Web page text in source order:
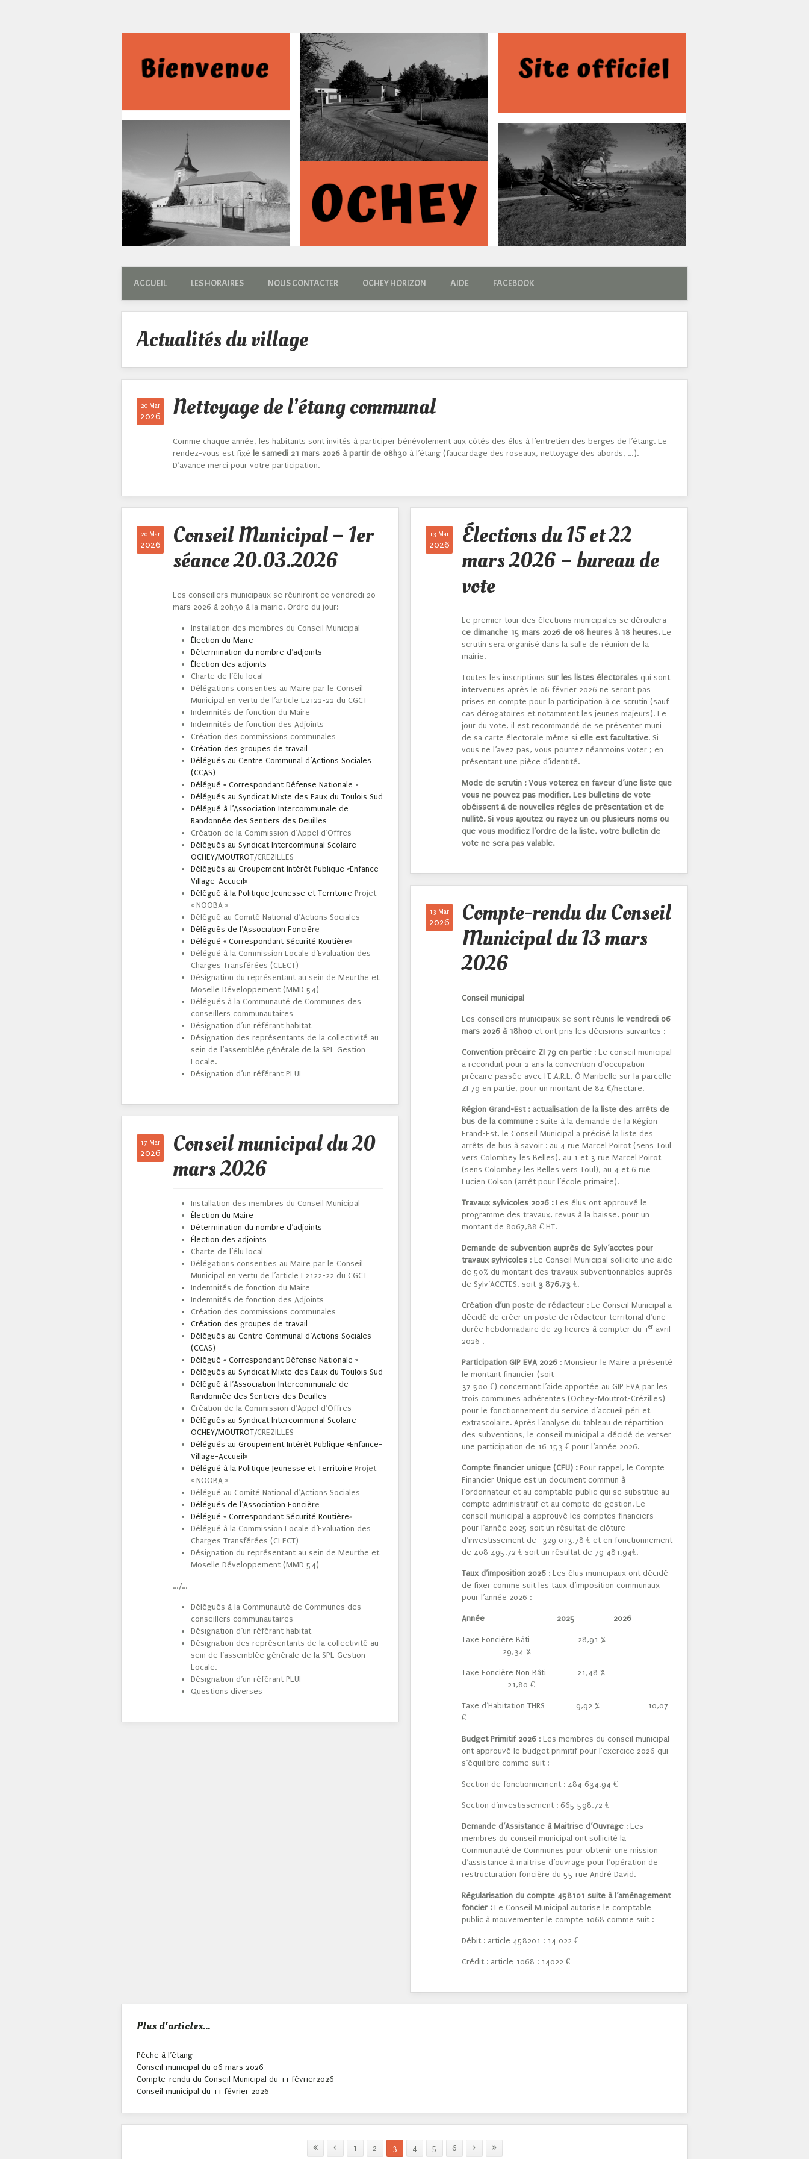
ACCUEIL LES HORAIRES NOUS CONTACTER OCHEY HORIZON AIDE FACEBOOK
Actualités du village
20 Mar
2026 Nettoyage de l’étang communal
Comme chaque année, les habitants sont invités à participer bénévolement aux côtés des élus à l’entretien des berges de l’étang. Le
rendez-vous est fixé le samedi 21 mars 2026 à partir de 08h30 à l’étang (faucardage des roseaux, nettoyage des abords, …).
D’avance merci pour votre participation.
20 Mar
2026
Conseil Municipal – 1er
séance 20.03.2026
Les conseillers municipaux se réuniront ce vendredi 20
mars 2026 à 20h30 à la mairie. Ordre du jour:
Installation des membres du Conseil Municipal
Élection du Maire
Détermination du nombre d’adjoints
Élection des adjoints
Charte de l’élu local
Délégations consenties au Maire par le Conseil
Municipal en vertu de l’article L2122-22 du CGCT
Indemnités de fonction du Maire
Indemnités de fonction des Adjoints
Création des commissions communales
Création des groupes de travail
Délégués au Centre Communal d’Actions Sociales
(CCAS)
Délégué « Correspondant Défense Nationale »
Délégués au Syndicat Mixte des Eaux du Toulois Sud
Délégué à l’Association Intercommunale de
Randonnée des Sentiers des Deuilles
Création de la Commission d’Appel d’Offres
Délégués au Syndicat Intercommunal Scolaire
OCHEY/MOUTROT/CREZILLES
Délégués au Groupement Intérêt Publique «Enfance-
Village-Accueil»
Délégué à la Politique Jeunesse et Territoire Projet
« NOOBA »
Délégué au Comité National d’Actions Sociales
Délégués de l’Association Foncière
Délégué « Correspondant Sécurité Routière»
Délégué à la Commission Locale d’Evaluation des
Charges Transférées (CLECT)
Désignation du représentant au sein de Meurthe et
Moselle Développement (MMD 54)
Délégués à la Communauté de Communes des
conseillers communautaires
Désignation d’un référant habitat
Désignation des représentants de la collectivité au
sein de l’assemblée générale de la SPL Gestion
Locale.
Désignation d’un référant PLUI
17 Mar
2026
Conseil municipal du 20
mars 2026
Installation des membres du Conseil Municipal
Élection du Maire
Détermination du nombre d’adjoints
Élection des adjoints
Charte de l’élu local
Délégations consenties au Maire par le Conseil
Municipal en vertu de l’article L2122-22 du CGCT
Indemnités de fonction du Maire
Indemnités de fonction des Adjoints
Création des commissions communales
Création des groupes de travail
Délégués au Centre Communal d’Actions Sociales
(CCAS)
Délégué « Correspondant Défense Nationale »
Délégués au Syndicat Mixte des Eaux du Toulois Sud
Délégué à l’Association Intercommunale de
Randonnée des Sentiers des Deuilles
Création de la Commission d’Appel d’Offres
Délégués au Syndicat Intercommunal Scolaire
OCHEY/MOUTROT/CREZILLES
Délégués au Groupement Intérêt Publique «Enfance-
Village-Accueil»
Délégué à la Politique Jeunesse et Territoire Projet
« NOOBA »
Délégué au Comité National d’Actions Sociales
Délégués de l’Association Foncière
Délégué « Correspondant Sécurité Routière»
Délégué à la Commission Locale d’Evaluation des
Charges Transférées (CLECT)
Désignation du représentant au sein de Meurthe et
Moselle Développement (MMD 54)
…/…
Délégués à la Communauté de Communes des
conseillers communautaires
Désignation d’un référant habitat
Désignation des représentants de la collectivité au
sein de l’assemblée générale de la SPL Gestion
Locale.
Désignation d’un référant PLUI
Questions diverses
13 Mar
2026
Élections du 15 et 22
mars 2026 – bureau de
vote
Le premier tour des élections municipales se déroulera
ce dimanche 15 mars 2026 de 08 heures à 18 heures.Le
scrutin sera organisé dans la salle de réunion de la
mairie.
Toutes les inscriptions sur les listes électorales qui sont
intervenues après le 06 février 2026 ne seront pas
prises en compte pour la participation à ce scrutin (sauf
cas dérogatoires et notamment les jeunes majeurs). Le
jour du vote, il est recommandé de se présenter muni
de sa carte électorale même si elle est facultative. Si
vous ne l’avez pas, vous pourrez néanmoins voter ; en
présentant une pièce d’identité.
Mode de scrutin : Vous voterez en faveur d’une liste que
vous ne pouvez pas modifier. Les bulletins de vote
obéissent à de nouvelles règles de présentation et de
nullité. Si vous ajoutez ou rayez un ou plusieurs noms ou
que vous modifiez l’ordre de la liste, votre bulletin de
vote ne sera pas valable.
13 Mar
2026
Compte-rendu du Conseil
Municipal du 13 mars
2026
Conseil municipal
Les conseillers municipaux se sont réunis le vendredi 06
mars 2026 à 18h00 et ont pris les décisions suivantes :
Convention précaire ZI 79 en partie : Le conseil municipal
a reconduit pour 2 ans la convention d’occupation
précaire passée avec l’E.A.R.L. Ô Maribelle sur la parcelle
ZI 79 en partie, pour un montant de 84 €/hectare.
Région Grand-Est : actualisation de la liste des arrêts de
bus de la commune : Suite à la demande de la Région
Frand-Est, le Conseil Municipal a précisé la liste des
arrêts de bus à savoir : au 4 rue Marcel Poirot (sens Toul
vers Colombey les Belles), au 1 et 3 rue Marcel Poirot
(sens Colombey les Belles vers Toul), au 4 et 6 rue
Lucien Colson (arrêt pour l’école primaire).
Travaux sylvicoles 2026 :Les élus ont approuvé le
programme des travaux, revus à la baisse, pour un
montant de 8067,88 € HT.
Demande de subvention auprès de Sylv’acctes pour
travaux sylvicoles : Le Conseil Municipal sollicite une aide
de 50% du montant des travaux subventionnables auprès
de Sylv’ACCTES, soit 3 876,73 €.
Création d’un poste de rédacteur : Le Conseil Municipal a
décidé de créer un poste de rédacteur territorial d’une
durée hebdomadaire de 29 heures à compter du 1er avril
2026 .
Participation GIP EVA 2026 : Monsieur le Maire a présenté
le montant financier (soit
37 500 €) concernant l’aide apportée au GIP EVA par les
trois communes adhérentes (Ochey-Moutrot-Crézilles)
pour le fonctionnement du service d’accueil péri et
extrascolaire. Après l’analyse du tableau de répartition
des subventions, le conseil municipal a décidé de verser
une participation de 16 153 € pour l’année 2026.
Compte financier unique (CFU) : Pour rappel, le Compte
Financier Unique est un document commun à
l’ordonnateur et au comptable public qui se substitue au
compte administratif et au compte de gestion. Le
conseil municipal a approuvé les comptes financiers
pour l’année 2025 soit un résultat de clôture
d’investissement de -329 013,78 € et en fonctionnement
de 408 495,72 € soit un résultat de 79 481,94€.
Taux d’imposition 2026 : Les élus municipaux ont décidé
de fixer comme suit les taux d’imposition communaux
pour l’année 2026 :
Année 2025 2026
Taxe Foncière Bâti 28,91 %
29,34 %
Taxe Foncière Non Bâti 21,48 %
21,80 €
Taxe d’Habitation THRS 9,92 % 10,07
€
Budget Primitif 2026 : Les membres du conseil municipal
ont approuvé le budget primitif pour l'exercice 2026 qui
s’équilibre comme suit :
Section de fonctionnement : 484 634,94 €
Section d’investissement : 665 598,72 €
Demande d’Assistance à Maitrise d’Ouvrage : Les
membres du conseil municipal ont sollicité la
Communauté de Communes pour obtenir une mission
d’assistance à maitrise d’ouvrage pour l’opération de
restructuration foncière du 55 rue André David.
Régularisation du compte 458101 suite à l’aménagement
foncier : Le Conseil Municipal autorise le comptable
public à mouvementer le compte 1068 comme suit :
Débit : article 458201 : 14 022 €
Crédit : article 1068 : 14022 €
Plus d'articles...
Pêche à l’étang
Conseil municipal du 06 mars 2026
Compte-rendu du Conseil Municipal du 11 février2026
Conseil municipal du 11 février 2026
1 2 3 4 5 6